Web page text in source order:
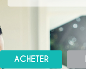
ACHETER